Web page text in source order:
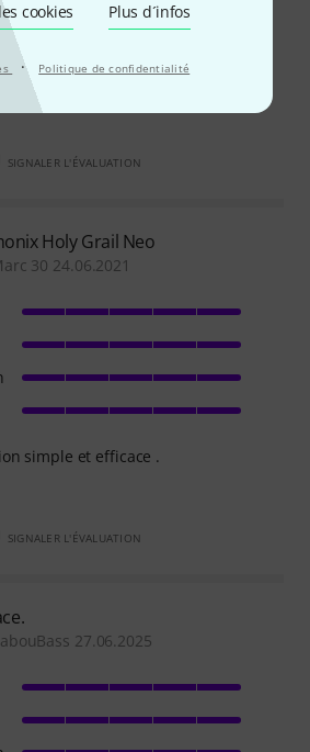
cookies Plus d´infos
· Politique de confidentialité
n'est pas un classique sans
à ceux qui recherchent une réverbe
son de cathédrale, elle remplit
SIGNALER L'ÉVALUATION
Holy Grail Neo
30 24.06.2021
simple et efficace .
SIGNALER L'ÉVALUATION
27.06.2025